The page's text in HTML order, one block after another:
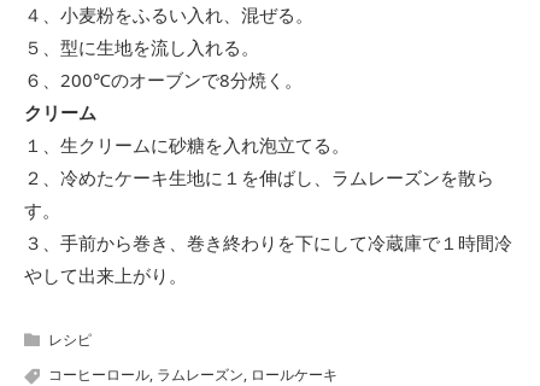
４、小麦粉をふるい入れ、混ぜる。
５、型に生地を流し入れる。
６、200℃のオーブンで8分焼く。
クリーム
１、生クリームに砂糖を入れ泡立てる。
２、冷めたケーキ生地に１を伸ばし、ラムレーズンを散ら
す。
３、手前から巻き、巻き終わりを下にして冷蔵庫で１時間冷
やして出来上がり。
レシピ
コーヒーロール, ラムレーズン, ロールケーキ